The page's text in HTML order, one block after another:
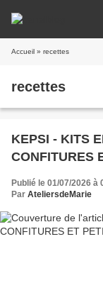
Accueil » recettes
recettes
KEPSI - KITS
CONFITURES
Publié le 01/07/2026 à
Par AteliersdeMarie